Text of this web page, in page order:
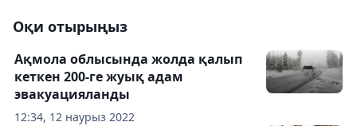
Оқи отырыңыз
12:34, 12 наурыз 2022
Ақмола облысында жолда қалып
кеткен 200-ге жуық адам
эвакуацияланды